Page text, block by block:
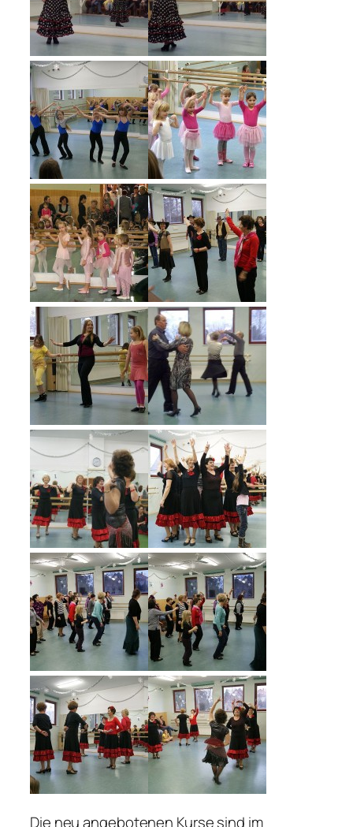
Die neu angebotenen Kurse sind im